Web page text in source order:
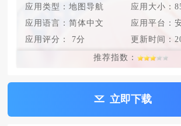
应用类型：地图导航
应用大小：
应用语言： 简体中文
应用平台：
应用评分： 7分 更新时间：
推荐指数：
立即下载